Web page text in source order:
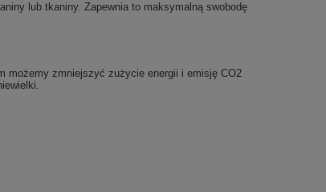
lub tkaniny. Zapewnia to maksymalną swobodę
możemy zmniejszyć zużycie energii i emisję CO2